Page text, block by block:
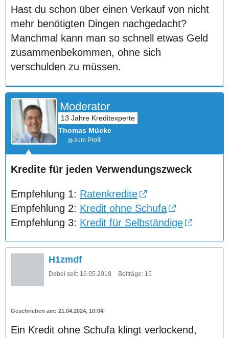
Hast du schon über einen Verkauf von nicht
mehr benötigten Dingen nachgedacht?
Manchmal kann man so schnell etwas Geld
zusammenbekommen, ohne sich
verschulden zu müssen.
Moderator
Thomas Mücke
zum Profil
Kredite für jeden Verwendungszweck
Empfehlung 1: Ratenkredite
Empfehlung 2: Kredit ohne Schufa
Empfehlung 3: Kredit für Selbständige
H1zmdf
Dabei seit: 16.05.2018 Beiträge: 15
21.04.2024, 10:04
Ein Kredit ohne Schufa klingt verlockend,